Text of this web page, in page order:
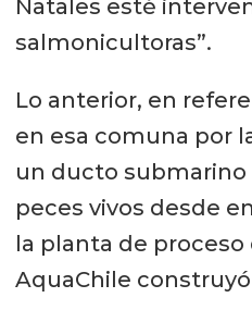
Natales esté
salmonicultoras”.
Lo anterior, en
en esa comuna por
un ducto
peces vivos desde
la planta de
AquaChile